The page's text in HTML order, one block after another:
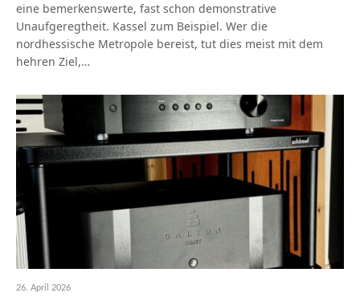
eine bemerkenswerte, fast schon demonstrative
Unaufgeregtheit. Kassel zum Beispiel. Wer die
nordhessische Metropole bereist, tut dies meist mit dem
hehren Ziel,…
26. April 2026